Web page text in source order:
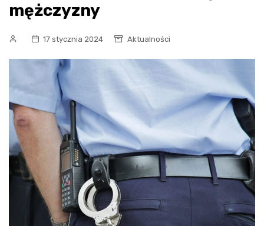
mężczyzny
17 stycznia 2024 Aktualności